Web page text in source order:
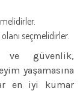
seçmelidirler.
ve güvenlik,
yaşamasına
en iyi kumar